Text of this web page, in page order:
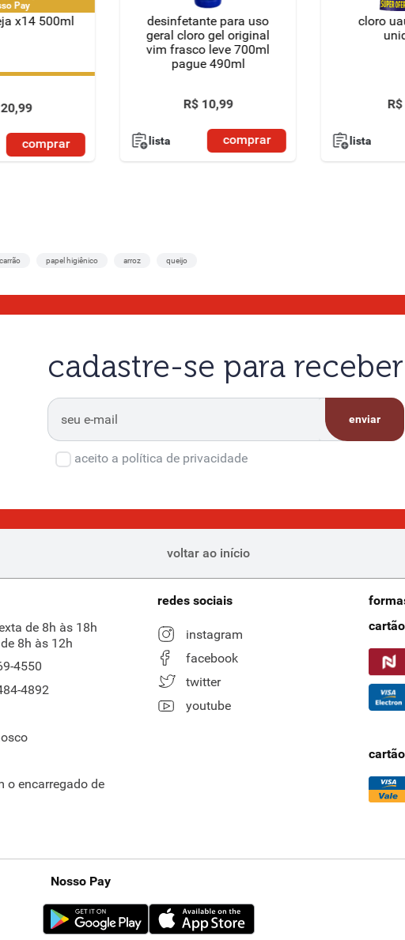
Pay
x14 500ml
ou Pague c/ Cartão
20,99
comprar
desinfetante para uso
geral cloro gel original
vim frasco leve 700ml
pague 490ml
R$ 10,99
lista comprar
cloro
R$
lista
papel higiênico arroz queijo
cadastre-se para
enviar
aceito a política de privacidade
voltar ao início
de 8h às 18h
8h às 12h
4550
4892
o encarregado de
redes sociais
instagram
facebook
twitter
youtube
Nosso Pay